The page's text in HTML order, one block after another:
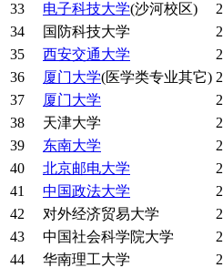
33
电子科技大学(沙河校区)
34
国防科技大学
35
西安交通大学
36
厦门大学(医学类专业其它)
37
厦门大学
38
天津大学
39
东南大学
40
北京邮电大学
41
中国政法大学
42
对外经济贸易大学
43
中国社会科学院大学
44
华南理工大学